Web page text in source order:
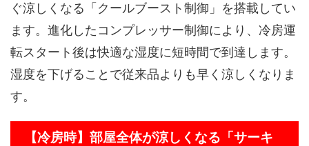
ぐ涼しくなる「クールブースト制御」を搭載してい
ます。進化したコンプレッサー制御により、冷房運
転スタート後は快適な湿度に短時間で到達します。
湿度を下げることで従来品よりも早く涼しくなりま
す。
【冷房時】部屋全体が涼しくなる「サーキ